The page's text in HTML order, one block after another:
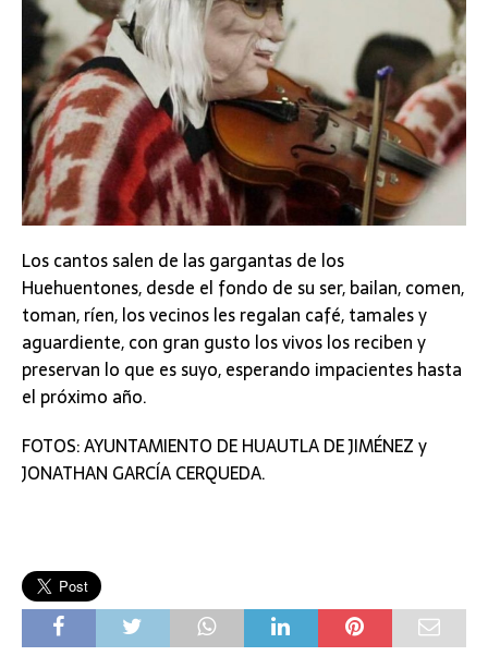
Los cantos salen de las gargantas de los
Huehuentones, desde el fondo de su ser, bailan, comen,
toman, ríen, los vecinos les regalan café, tamales y
aguardiente, con gran gusto los vivos los reciben y
preservan lo que es suyo, esperando impacientes hasta
el próximo año.
FOTOS: AYUNTAMIENTO DE HUAUTLA DE JIMÉNEZ y
JONATHAN GARCÍA CERQUEDA.